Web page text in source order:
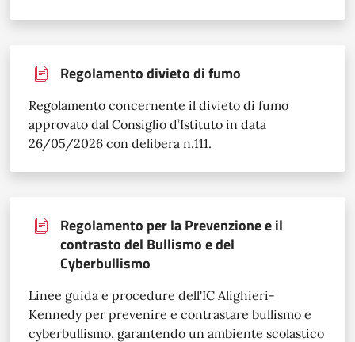
Regolamento divieto di fumo
Regolamento concernente il divieto di fumo
approvato dal Consiglio d’Istituto in data
26/05/2026 con delibera n.111.
Regolamento per la Prevenzione e il
contrasto del Bullismo e del
Cyberbullismo
Linee guida e procedure dell'IC Alighieri-
Kennedy per prevenire e contrastare bullismo e
cyberbullismo, garantendo un ambiente scolastico